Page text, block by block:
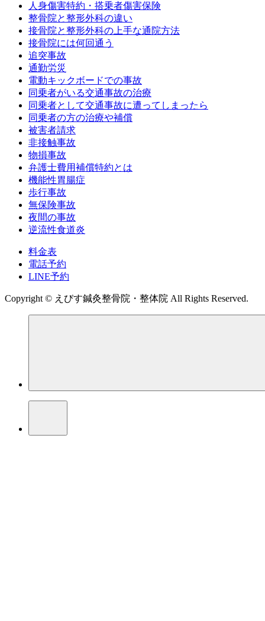
人身傷害特約・搭乗者傷害保険
整骨院と整形外科の違い
接骨院と整形外科の上手な通院方法
接骨院には何回通う
追突事故
通勤労災
電動キックボードでの事故
同乗者がいる交通事故の治療
同乗者として交通事故に遭ってしまったら
同乗者の方の治療や補償
被害者請求
非接触事故
物損事故
弁護士費用補償特約とは
機能性胃腸症
歩行事故
無保険事故
夜間の事故
逆流性食道炎
料金表
電話予約
LINE予約
Copyright © えびす鍼灸整骨院・整体院 All Rights Reserved.